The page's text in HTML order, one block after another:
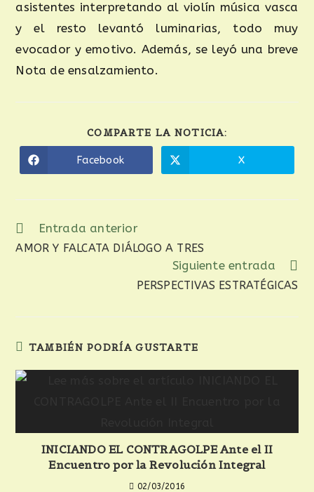
asistentes interpretando al violín música vasca
y el resto levantó luminarias, todo muy
evocador y emotivo. Además, se leyó una breve
Nota de ensalzamiento.
COMPARTE LA NOTICIA:
Facebook X
Entrada anterior
AMOR Y FALCATA DIÁLOGO A TRES
Siguiente entrada
PERSPECTIVAS ESTRATÉGICAS
TAMBIÉN PODRÍA GUSTARTE
INICIANDO EL CONTRAGOLPE Ante el II
Encuentro por la Revolución Integral
02/03/2016